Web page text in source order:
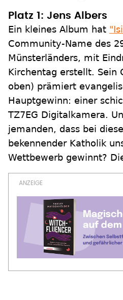
Platz 1: Jens Albers
Ein kleines Album hat
Community-Name des
Münsterländers, mit
Kirchentag erstellt. Sein
oben) prämiert
Hauptgewinn: einer
TZ7EG Digitalkamera.
jemanden, dass bei
bekennender Katholik
Wettbewerb gewinnt?